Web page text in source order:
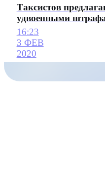
Таксистов
удвоенными
16:23
3 ФЕВ
2020